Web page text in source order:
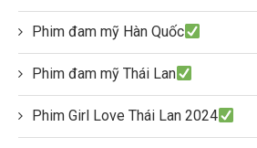
Phim đam mỹ Hàn Quốc
Phim đam mỹ Thái Lan
Phim Girl Love Thái Lan 2024